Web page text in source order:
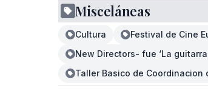
Misceláneas
Cultura Festival de Cine
New Directors- fue ‘La
Taller Basico de Coordinacion